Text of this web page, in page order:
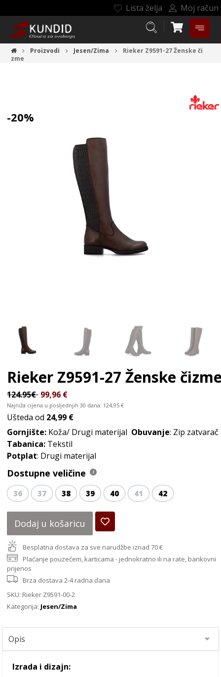
Lista želja Moj račun
Proizvodi Jesen/Zima Rieker Z9591-27Ženske či
zme
-20%
Rieker Z9591-27Ženske
124.95€ 99,96 €
Najniža cijena u posljednjih 30 dana: 124,95€
Ušteda od 24,99 €
Gornjište: Koža/ Drugi materijal Obuvanje: Zip zatvarač
Tabanica: Tekstil
Potplat: Drugi materijal
Dostupne veličine
36 37 38 39 40 41 42
Dodaj u košaricu
Besplatna dostava za sve narudžbe iznad 70 €
Plaćanje pouzećem, karticama - jednokratno ili na rate, bankovni
prijenos
Brza dostava 2-4 radna dana
SKU: Rieker Z9591-00-2
Kategorija: Jesen/Zima
Izrada i dizajn: